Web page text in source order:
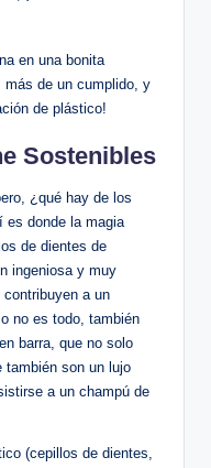
en una bonita
más de un cumplido, y
de plástico!
Sostenibles
¿qué hay de los
es donde la magia
de dientes de
ingeniosa y muy
a un
no es todo, también
barra, que no solo
también son un lujo
a un champú de
(cepillos de dientes,